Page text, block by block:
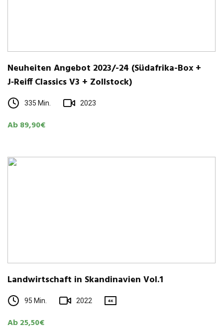
Neu­hei­ten Ange­bot 2023/-24 (Süd­afrika-Box +
J‑Reiff Clas­sics V3 + Zollstock)
335 Min. 2023
Ab 89,90€
Land­wirt­schaft in Skan­di­na­vien Vol.1
95 Min. 2022 4K
Ab 25,50€